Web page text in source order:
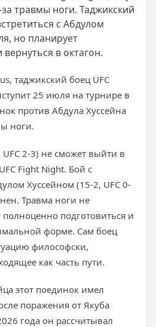
травмы ноги. Таджикский
с Абдулом
но планирует
в октагон.
таджикский боец UFC
25 июля на турнире в
против Абдула Хуссейна
ноги.
2-3) не сможет выйти в
Fight Night. Бой с
Хуссейном (15-2, UFC 0-
Травма ноги не
подготовиться и
форме. Сам боец
философски,
как часть пути.
этот поединок имел
поражения от Якуба
года он рассчитывал